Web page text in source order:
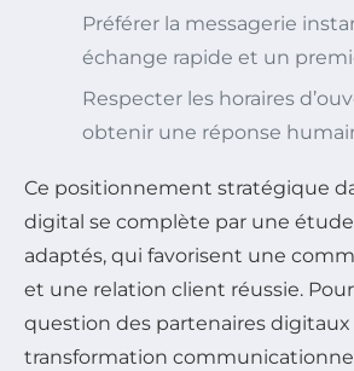
Préférer la messagerie
échange rapide et un
Respecter les horaires
obtenir une réponse
Ce positionnement stratégique
digital se complète par une
adaptés, qui favorisent une
et une relation client réussie.
question des partenaires
transformation